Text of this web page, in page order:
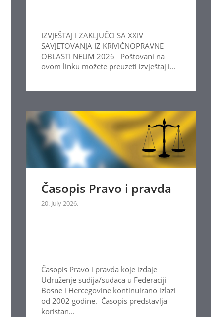
IZVJEŠTAJ I ZAKLJUČCI SA XXIV
SAVJETOVANJA IZ KRIVIČNOPRAVNE
OBLASTI NEUM 2026 Poštovani na
ovom linku možete preuzeti izvještaj i...
Časopis Pravo i pravda
20. July 2026.
Časopis Pravo i pravda koje izdaje
Udruženje sudija/sudaca u Federaciji
Bosne i Hercegovine kontinuirano izlazi
od 2002 godine. Časopis predstavlja
koristan...